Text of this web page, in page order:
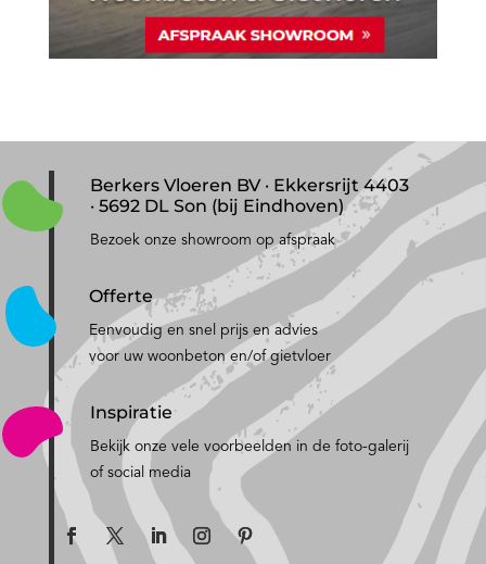
Berkers Vloeren BV · Ekkersrijt 4403
· 5692 DL Son (bij Eindhoven)
Bezoek onze showroom op afspraak
Offerte
Eenvoudig en snel prijs en advies
voor uw woonbeton en/of gietvloer
Inspiratie
Bekijk onze vele voorbeelden in de foto-galerij
of social media